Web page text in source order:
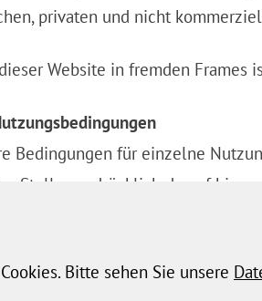
privaten und nicht
Website in fremden Frames
Bedingungen für einzelne
Stelle ausdrücklich darauf
Muster von JuraForum.de
Bitte sehen Sie unsere